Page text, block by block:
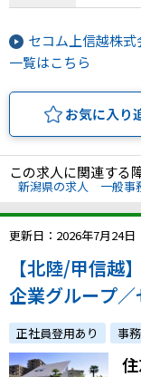
セコム上信越株
一覧はこちら
お気に入り
この求人に関連する
新潟県の求人 一般事
更新日：2026年7月24日
【北陸/甲信越
企業グループ
入社実績多数／
スキルは不要！
正社員登用あり 事